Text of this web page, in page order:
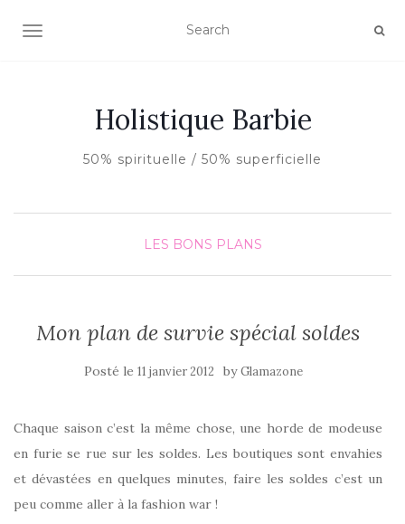
AFFICHER/MASQUER LA NAVIGATION
Holistique Barbie
50% spirituelle / 50% superficielle
LES BONS PLANS
Mon plan de survie spécial soldes
Posté le 11 janvier 2012 byGlamazone
Chaque saison c’est la même chose, une horde de modeuse
en furie se rue sur les soldes. Les boutiques sont envahies
et dévastées en quelques minutes, faire les soldes c’est un
peu comme aller à la fashion war !